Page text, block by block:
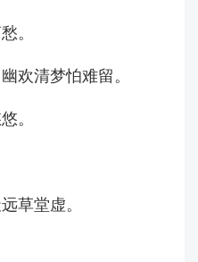
。
欢清梦怕难留。
。
草堂虚。